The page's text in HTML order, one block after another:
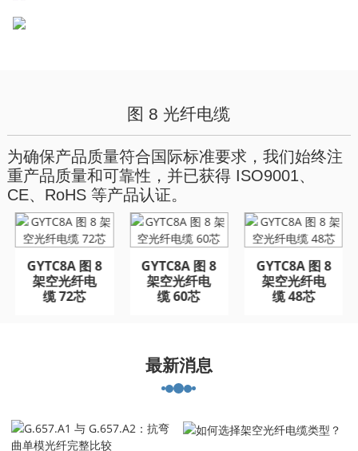
图 8 光纤电缆
为确保产品质量符合国际标准要求，我们始终注
重产品质量和可靠性，并已获得 ISO9001、
CE、RoHS 等产品认证。
GYTC8A 图 8
架空光纤电
缆 72芯
GYTC8A 图 8
架空光纤电
缆 60芯
GYTC8A 图 8
架空光纤电
缆 48芯
GYFTA53 铠装室外光
缆 96芯
GYFTA53 铠装室外光
缆 96芯
最新消息